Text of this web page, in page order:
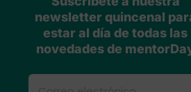
newsletter quincenal
estar al día de todas las
novedades de